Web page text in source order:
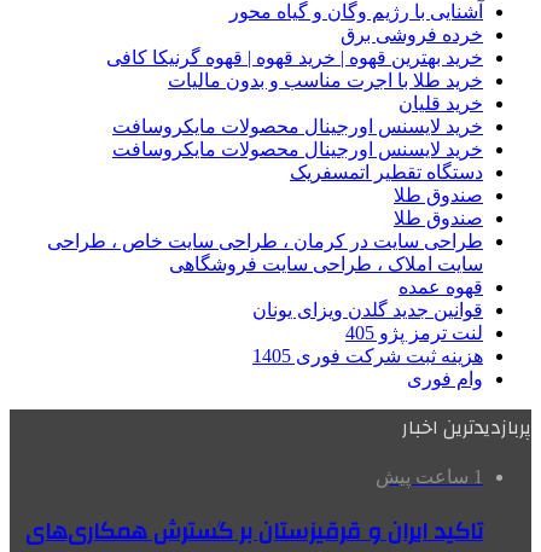
آشنایی با رژیم وگان و گیاه محور
خرده فروشی برق
خرید بهترین قهوه | خرید قهوه | قهوه گرنیکا کافی
خرید طلا با اجرت مناسب و بدون مالیات
خرید قلیان
خرید لایسنس اورجینال محصولات مایکروسافت
خرید لایسنس اورجینال محصولات مایکروسافت
دستگاه تقطیر اتمسفریک
صندوق طلا
صندوق طلا
طراحی سایت در کرمان ، طراحی سایت خاص ، طراحی
سایت املاک ، طراحی سایت فروشگاهی
قهوه عمده
قوانین جدید گلدن ویزای یونان
لنت ترمز پژو 405
هزینه ثبت شرکت فوری 1405
وام فوری
پربازدیدترین اخبار
1 ساعت پیش
تاکید ایران و قرقیزستان بر گسترش همکاری‌های